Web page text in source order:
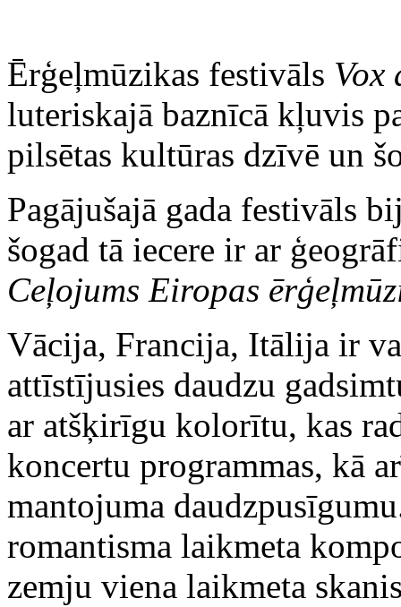
Ērģeļmūzikas festivāls Vox
luteriskajā baznīcā kļuvis
pilsētas kultūras dzīvē un
Pagājušajā gada festivāls
šogad tā iecere ir ar
Ceļojums Eiropas
Vācija, Francija, Itālija ir
attīstījusies daudzu
ar atšķirīgu kolorītu, kas
koncertu programmas, kā
mantojuma
romantisma laikmeta
zemju viena laikmeta